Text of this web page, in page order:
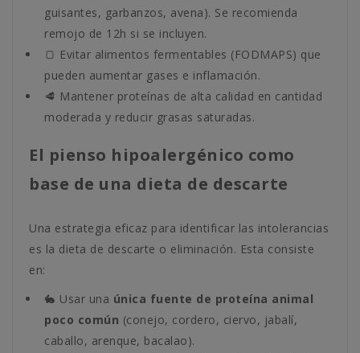
guisantes, garbanzos, avena). Se recomienda
remojo de 12h si se incluyen.
🍞 Evitar alimentos fermentables (FODMAPS) que
pueden aumentar gases e inflamación.
🥩 Mantener proteínas de alta calidad en cantidad
moderada y reducir grasas saturadas.
El pienso hipoalergénico como
base de una dieta de descarte
Una estrategia eficaz para identificar las intolerancias
es la dieta de descarte o eliminación. Esta consiste
en:
🐇 Usar una única fuente de proteína animal
poco común (conejo, cordero, ciervo, jabalí,
caballo, arenque, bacalao).